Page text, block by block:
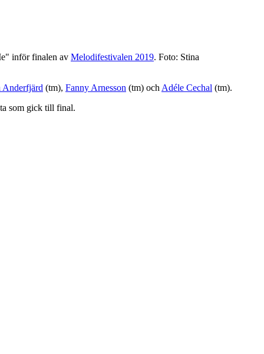
inför finalen av Melodifestivalen 2019. Foto: Stina
Anderfjärd (tm), Fanny Arnesson (tm) och Adéle Cechal (tm).
som gick till final.